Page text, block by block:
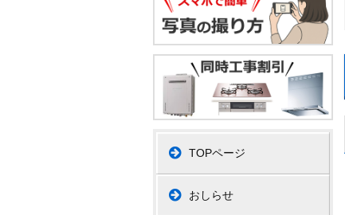
TOPページ
おしらせ